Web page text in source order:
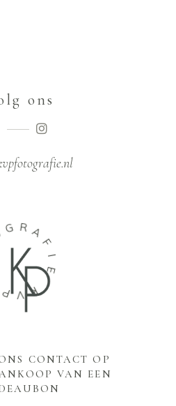
ons
K
V
P
G R
A
F
E
CONTACT OP
VAN EEN